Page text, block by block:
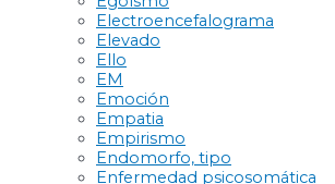
Electroencefalograma
Elevado
Ello
EM
Emoción
Empatia
Empirismo
Endomorfo, tipo
Enfermedad psicosomática